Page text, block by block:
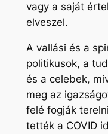
vagy a saját
elveszel.
A vallási és a
politikusok, a
és a celebek,
meg az
felé fogják
tették a COVID